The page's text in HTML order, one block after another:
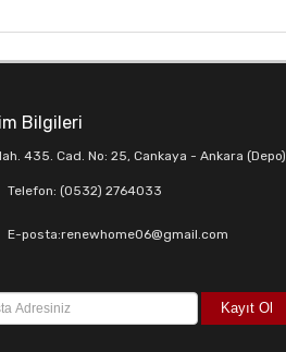
Bilgileri
435. Cad. No: 25, Cankaya - Ankara (Depo)
Telefon: (0532) 2764033
E-posta:renewhome06@gmail.com